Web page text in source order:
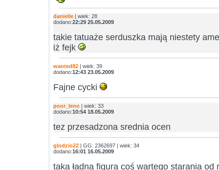
danielle | wiek: 28
dodano:22:29 25.05.2009
takie tatuaże serduszka mają niestety
iż fejk
wanted82 | wiek: 39
dodano:12:43 23.05.2009
Fajne cycki
poor_leno | wiek: 33
dodano:10:54 18.05.2009
tez przesadzona srednia ocen
glodzio22 | GG: 2362697 | wiek: 34
dodano:16:01 16.05.2009
taka ładna figura coś wartego starania od